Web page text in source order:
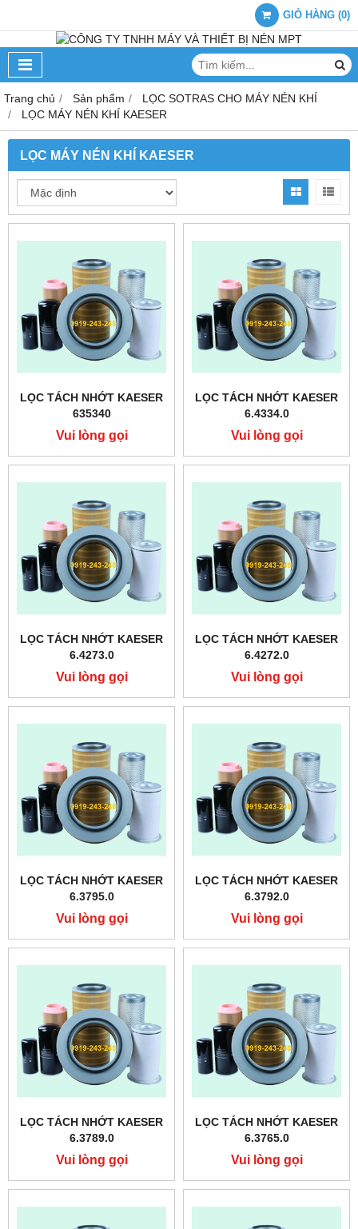
GIỎ HÀNG (0)
Trang chủ Sản phẩm
LỌC SOTRAS CHO MÁY NÉN KHÍ
LỌC MÁY NÉN KHÍ KAESER
LỌC MÁY NÉN KHÍ KAESER
LỌC TÁCH NHỚT KAESER
635340
Vui lòng gọi
LỌC TÁCH NHỚT KAESER
6.4334.0
Vui lòng gọi
LỌC TÁCH NHỚT KAESER
6.4273.0
Vui lòng gọi
LỌC TÁCH NHỚT KAESER
6.4272.0
Vui lòng gọi
LỌC TÁCH NHỚT KAESER
6.3795.0
Vui lòng gọi
LỌC TÁCH NHỚT KAESER
6.3792.0
Vui lòng gọi
LỌC TÁCH NHỚT KAESER
6.3789.0
Vui lòng gọi
LỌC TÁCH NHỚT KAESER
6.3765.0
Vui lòng gọi